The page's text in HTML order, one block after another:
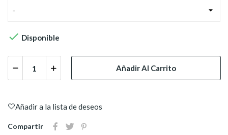
-
 Disponible
Añadir Al Carrito
Añadir a la lista de deseos
Compartir